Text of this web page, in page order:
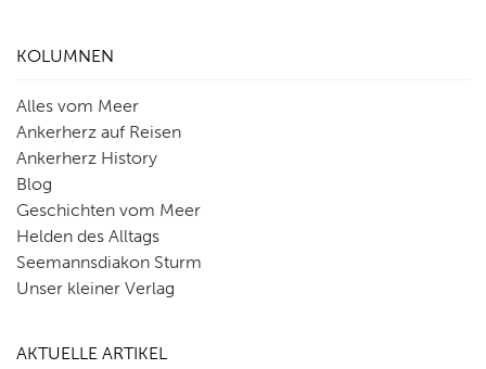
KOLUMNEN
Alles vom Meer
Ankerherz auf Reisen
Ankerherz History
Blog
Geschichten vom Meer
Helden des Alltags
Seemannsdiakon Sturm
Unser kleiner Verlag
AKTUELLE ARTIKEL